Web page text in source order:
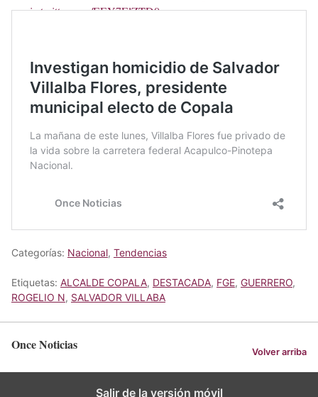
pic.twitter.com/EEY7ElZTD0
Categorías: Nacional, Tendencias
Etiquetas: ALCALDE COPALA, DESTACADA, FGE, GUERRERO,
ROGELIO N, SALVADOR VILLABA
Once Noticias Volver arriba
Salir de la versión móvil